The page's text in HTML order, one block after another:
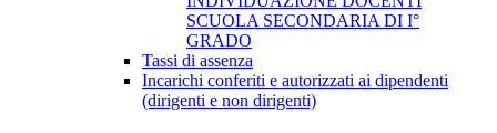
SCUOLA SECONDARIA DI I°
GRADO
Tassi di assenza
Incarichi conferiti e autorizzati ai dipendenti
(dirigenti e non dirigenti)